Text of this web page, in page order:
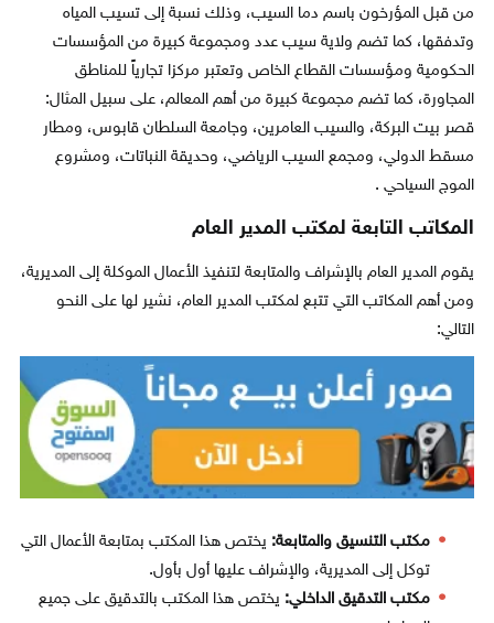
من قبل المؤرخون باسم دما السيب، وذلك نسبة إلى تسيب المياه
وتدفقها، كما تضم ولاية سيب عدد ومجموعة كبيرة من المؤسسات
الحكومية ومؤسسات القطاع الخاص وتعتبر مركزا تجارياً للمناطق
المجاورة، كما تضم مجموعة كبيرة من أهم المعالم، على سبيل المثال:
قصر بيت البركة، والسيب العامرين، وجامعة السلطان قابوس، ومطار
مسقط الدولي، ومجمع السيب الرياضي، وحديقة النباتات، ومشروع
الموج السياحي .
المكاتب التابعة لمكتب المدير العام
يقوم المدير العام بالإشراف والمتابعة لتنفيذ الأعمال الموكلة إلى المديرية،
ومن أهم المكاتب التي تتبع لمكتب المدير العام، نشير لها على النحو
التالي:
مكتب التنسيق والمتابعة: يختص هذا المكتب بمتابعة الأعمال التي
توكل إلى المديرية، والإشراف عليها أول بأول.
مكتب التدقيق الداخلي: يختص هذا المكتب بالتدقيق على جميع